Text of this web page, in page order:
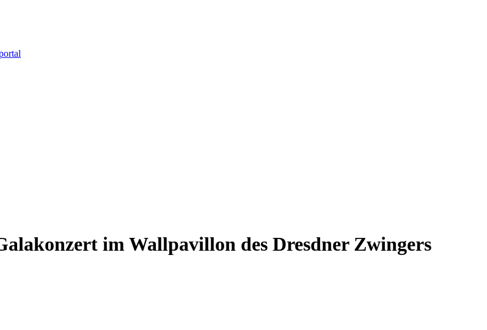
im Wallpavillon des Dresdner Zwingers